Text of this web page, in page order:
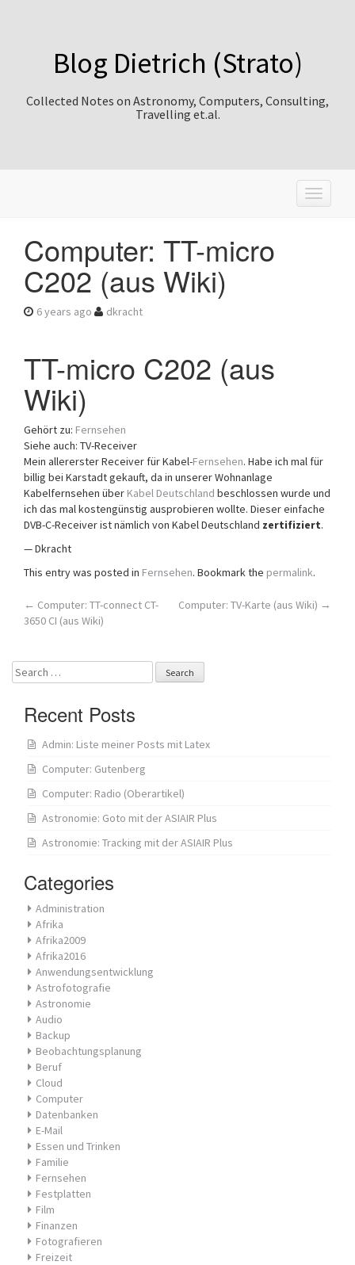
Blog Dietrich (Strato)
Collected Notes on Astronomy, Computers, Consulting,
Travelling et.al.
T
o
Computer: TT-micro
C202 (aus Wiki)
6 years ago dkracht
TT-micro C202 (aus
Wiki)
Gehört zu: Fernsehen
Siehe auch: TV-Receiver
Mein allererster Receiver für Kabel-Fernsehen. Habe ich mal für
billig bei Karstadt gekauft, da in unserer Wohnanlage
Kabelfernsehen über Kabel Deutschland beschlossen wurde und
ich das mal kostengünstig ausprobieren wollte. Dieser einfache
DVB-C-Receiver ist nämlich von Kabel Deutschland zertifiziert.
— Dkracht
This entry was posted in Fernsehen. Bookmark the permalink.
Post
← Computer: TT-connect CT-
3650 CI (aus Wiki)
Computer: TV-Karte (aus Wiki) →
Search
for:
Recent Posts
Admin: Liste meiner Posts mit Latex
Computer: Gutenberg
Computer: Radio (Oberartikel)
Astronomie: Goto mit der ASIAIR Plus
Astronomie: Tracking mit der ASIAIR Plus
Categories
Administration
Afrika
Afrika2009
Afrika2016
Anwendungsentwicklung
Astrofotografie
Astronomie
Audio
Backup
Beobachtungsplanung
Beruf
Cloud
Computer
Datenbanken
E-Mail
Essen und Trinken
Familie
Fernsehen
Festplatten
Film
Finanzen
Fotografieren
Freizeit